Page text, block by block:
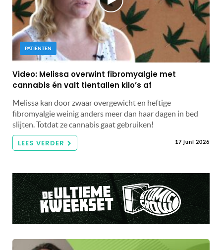
PATIËNTEN
Video: Melissa overwint fibromyalgie met
cannabis én valt tientallen kilo’s af
Melissa kan door zwaar overgewicht en heftige
fibromyalgie weinig anders meer dan haar dagen in bed
slijten. Totdat ze cannabis gaat gebruiken!
LEES VERDER 17 juni 2026